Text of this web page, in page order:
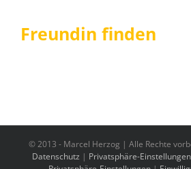
Freundin finden
© 2013 - Marcel Herzog | Alle Rechte
Datenschutz | Privatsphäre-